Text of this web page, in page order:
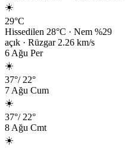
☀️
29°C
Hissedilen 28°C · Nem %29
açık · Rüzgar 2.26 km/s
6 Ağu Per
☀️
37°/ 22°
7 Ağu Cum
☀️
37°/ 22°
8 Ağu Cmt
☀️